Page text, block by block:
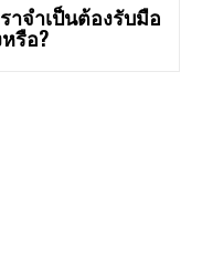
าจำเป็นต้องรับมือ
รือ?